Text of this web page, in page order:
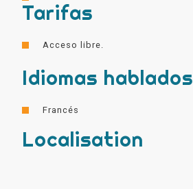
Tarifas
Acceso libre.
Idiomas hablados
Francés
Localisation